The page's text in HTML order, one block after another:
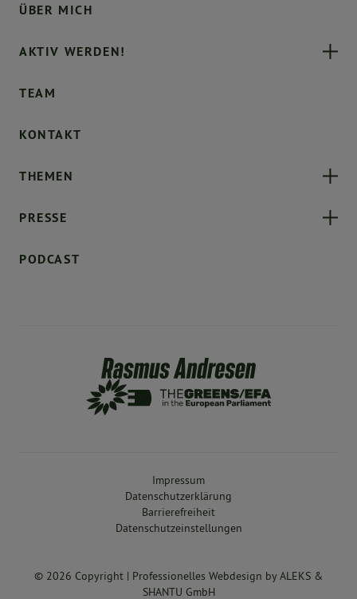
ÜBER MICH
AKTIV WERDEN!
TEAM
KONTAKT
THEMEN
PRESSE
PODCAST
© 2026 Copyright | Professionelles Webdesign byALEKS &
SHANTU GmbH
Impressum
Datenschutzerklärung
Barrierefreiheit
Datenschutzeinstellungen